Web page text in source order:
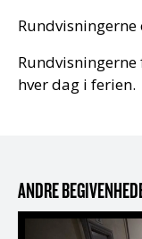
Rundvisningerne
hver dag i ferien.
ANDRE